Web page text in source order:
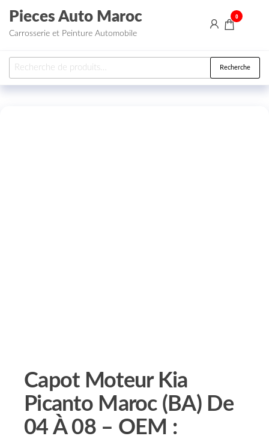
Aller au contenu
Pieces Auto Maroc
Carrosserie et Peinture Automobile
0
Recherche pour : Recherche
Capot Moteur Kia
Picanto Maroc (BA) De
04 À 08 – OEM :